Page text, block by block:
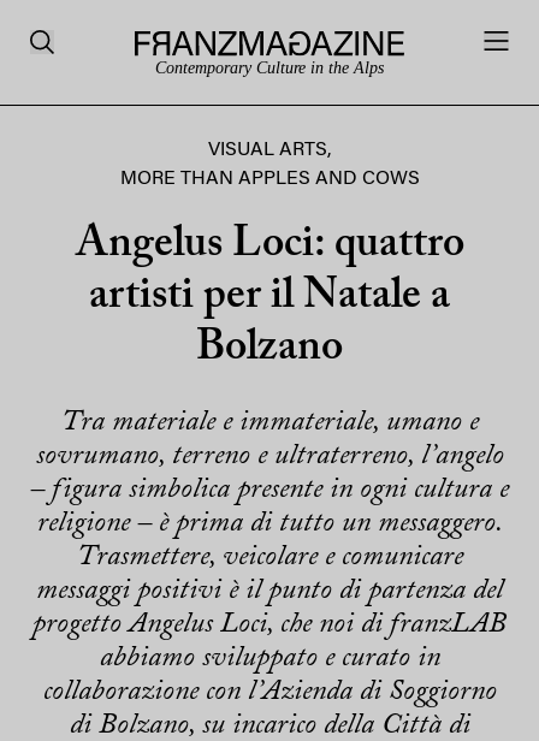
Contemporary Culture in the Alps
VISUAL ARTS,
MORE THAN APPLES AND COWS
Angelus Loci: quattro
artisti per il Natale a
Bolzano
Tra materiale e immateriale, umano e
sovrumano, terreno e ultraterreno, l’angelo
– figura simbolica presente in ogni cultura e
religione – è prima di tutto un messaggero.
Trasmettere, veicolare e comunicare
messaggi positivi è il punto di partenza del
progetto Angelus Loci, che noi di franzLAB
abbiamo sviluppato e curato in
collaborazione con l’Azienda di Soggiorno
di Bolzano, su incarico della Città di